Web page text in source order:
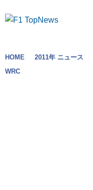
HOME 2011年 ニュース
WRC